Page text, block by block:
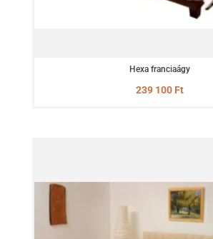
Hexa franciaágy
239 100 Ft